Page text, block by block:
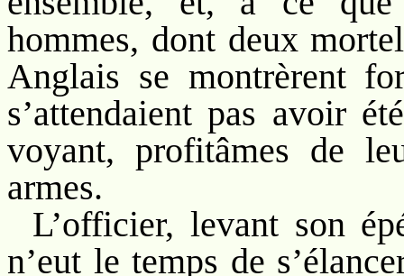
hommes, dont deux
Anglais se montrèrent
s’attendaient pas avoir
voyant, profitâmes de
armes.
L’officier, levant son
n’eut le temps de